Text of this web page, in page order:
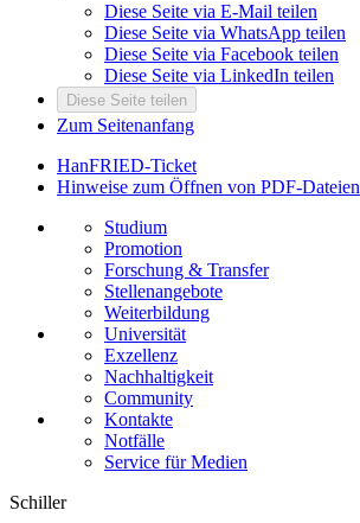
Diese Seite via E-Mail teilen
Diese Seite via WhatsApp teilen
Diese Seite via Facebook teilen
Diese Seite via LinkedIn teilen
Diese Seite teilen
Zum Seitenanfang
HanFRIED-Ticket
Hinweise zum Öffnen von PDF-Dateien
Studium
Promotion
Forschung & Transfer
Stellenangebote
Weiterbildung
Universität
Exzellenz
Nachhaltigkeit
Community
Kontakte
Notfälle
Service für Medien
Schiller